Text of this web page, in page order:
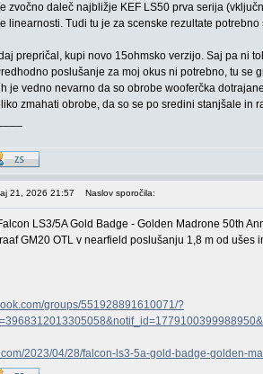
zvočno daleč najbližje KEF LS50 prva serija
linearnosti. Tudi tu je za scenske rezultate
prepričal, kupi novo 15ohmsko verzijo. Saj pa ni
poslušanje za moj okus ni potrebno, tu se
je vedno nevarno da so obrobe wooferčka
zmahati obrobe, da so se po sredini stanjšale in
21, 2026 21:57 Naslov sporočila:
LS3/5A Gold Badge - Golden Madrone 50th
GM20 OTL v nearfield poslušanju 1,8 m od ušes
groups/551928891610071/?
2023/04/28/falcon-ls3-5a-gold-badge-golden-